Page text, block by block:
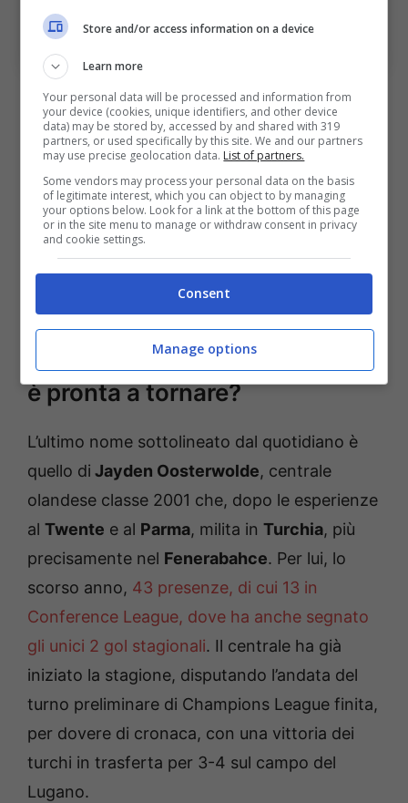
Thijs Dallinga
Sartoripiace moltoLogan Costa, difensore
classe 2001 originario di Capo Verde, che
quest’anno ha raccolto3 gol e 1 assist in 44
presenze stagionali tra Ligue 1, Coppa di
Francia ed Europa League. Non è finita qui,
perché sul taccuino del “Cobra” c’è un
centrale olandese già visto inItalia.
Altro nome per la difesa, un ex
conoscenza del calcio italiano
è pronta a tornare?
L’ultimo nome sottolineato dal quotidiano è
quello di Jayden Oosterwolde, centrale
olandese classe 2001 che, dopo le esperienze
al Twente e al Parma, milita in Turchia, più
precisamente nel Fenerabahce. Per lui, lo
scorso anno, 43 presenze, di cui 13 in
Conference League, dove ha anche segnato
gli unici 2 gol stagionali. Il centrale ha già
iniziato la stagione, disputando l’andata del
turno preliminare di Champions League finita,
per dovere di cronaca, con una vittoria dei
turchi in trasferta per 3-4 sul campo del
Lugano.
Store and/or access information on a device
Learn more
Your personal data will be processed and information from
your device (cookies, unique identifiers, and other device
data) may be stored by, accessed by and shared with 319
partners, or used specifically by this site. We and our partners
may use precise geolocation data. List of partners.
Some vendors may process your personal data on the basis
of legitimate interest, which you can object to by managing
your options below. Look for a link at the bottom of this page
or in the site menu to manage or withdraw consent in privacy
and cookie settings.
Consent
Manage options